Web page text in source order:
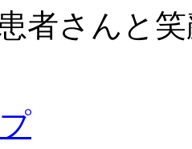
者さんと